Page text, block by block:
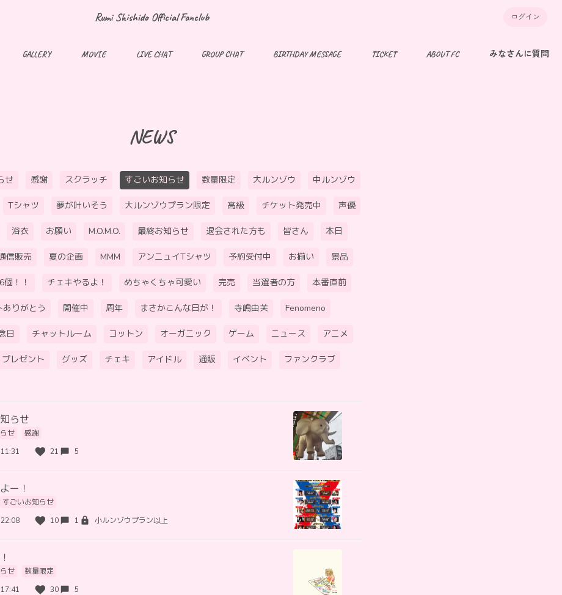
Rumi Shishido Official Fanclub ログイン
GALLERY MOVIE LIVE CHAT GROUP CHAT BIRTHDAY MESSAGE TICKET ABOUT FC みなさんに質問
NEWS
せ 感謝 スクラッチ すごいお知らせ 数量限定 大ルンゾウ 中ルンゾウ
Tシャツ 夢が叶いそう 大ルンゾウプラン限定 高級 チケット発売中 声優
浴衣 お願い M.O.M.O. 最終お知らせ 退会された方も 皆さん 本日
信販売 夏の企画 MMM アンニュイTシャツ 予約受付中 お揃い 景品
！！ チェキやるよ！ めちゃくちゃ可愛い 完売 当選者の方 本番直前
ありがとう 開催中 周年 まさかこんな日が！ 寺嶋由芙 Fenomeno
日 チャットルーム コットン オーガニック ゲーム ニュース アニメ
プレゼント グッズ チェキ アイドル 通販 イベント ファンクラブ
らせ
せ
感謝
21 5
ー！
すごいお知らせ
10 1 小ルンゾウプラン以上
せ
数量限定
30 5